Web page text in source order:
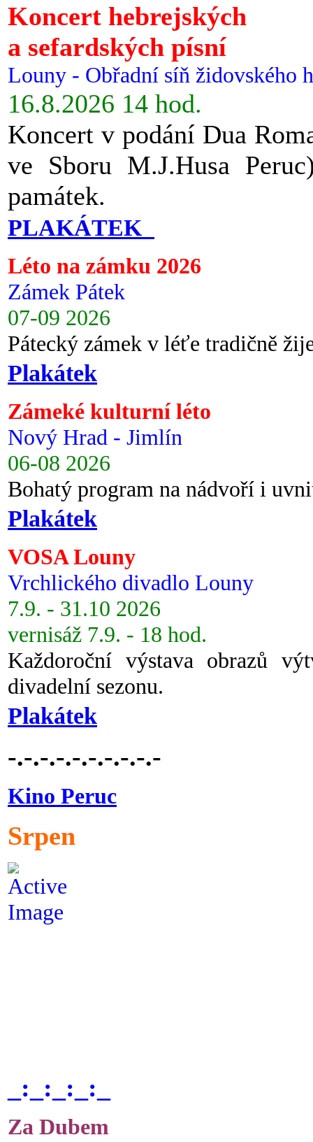
Koncert hebrejských
a sefardských písní
Louny - Obřadní síň židovského
16.8.2026 14 hod.
Koncert v podání Dua
ve Sboru M.J.Husa
památek.
PLAKÁTEK
Léto na zámku 2026
Zámek Pátek
07-09 2026
Pátecký zámek v léťe tradičně
Plakátek
Zámeké kulturní léto
Nový Hrad - Jimlín
06-08 2026
Bohatý program na nádvoří i
Plakátek
VOSA Louny
Vrchlického divadlo Louny
7.9. - 31.10 2026
vernisáž 7.9. - 18 hod.
Každoroční výstava obrazů
divadelní sezonu.
Plakátek
-.-.-.-.-.-.-.-.-.-
Kino Peruc
Srpen
_:_:_:_:_
Za Dubem